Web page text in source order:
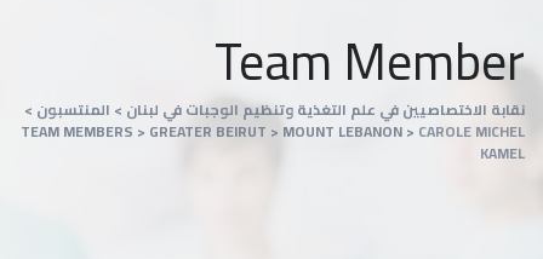
Team Member
نقابة الاختصاصيين في علم التغذية وتنظيم الوجبات في لبنان > المنتسبون >
TEAM MEMBERS > GREATER BEIRUT > MOUNT LEBANON> CAROLE MICHEL
KAMEL